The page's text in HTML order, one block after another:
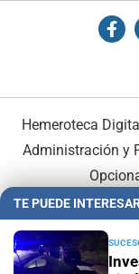
Hemeroteca
Administración y
TE PUEDE